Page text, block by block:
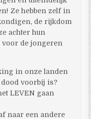
Ze hebben zelf in
de rijkdom
achter hun
voor de jongeren
in onze landen
voorbij is?
LEVEN gaan
naar een andere